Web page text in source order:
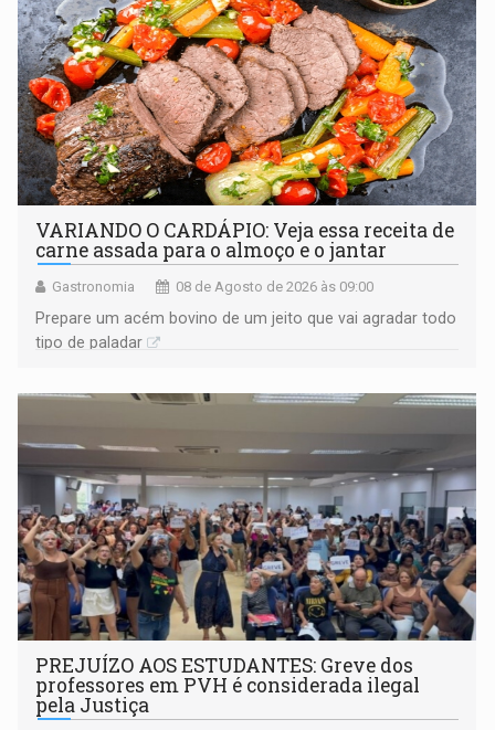
VARIANDO O CARDÁPIO: Veja essa receita de
carne assada para o almoço e o jantar
Gastronomia 08 de Agosto de 2026 às 09:00
Prepare um acém bovino de um jeito que vai agradar todo
tipo de paladar
PREJUÍZO AOS ESTUDANTES: Greve dos
professores em PVH é considerada ilegal
pela Justiça